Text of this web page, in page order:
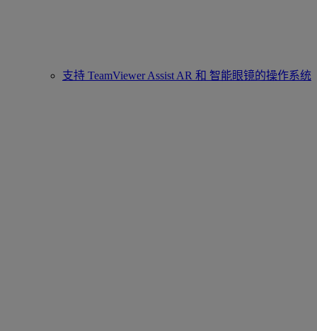
支持 TeamViewer Assist AR 和 智能眼镜的操作系统